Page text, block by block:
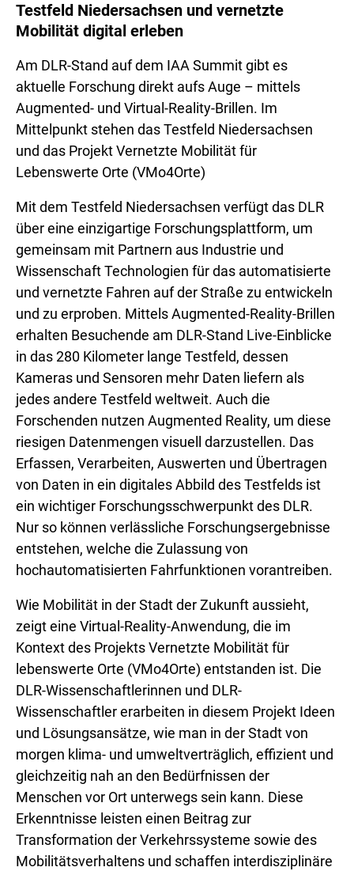
Testfeld Niedersachsen und vernetzte
Mobilität digital erleben
Am DLR-Stand auf dem IAA Summit gibt es
aktuelle Forschung direkt aufs Auge – mittels
Augmented- und Virtual-Reality-Brillen. Im
Mittelpunkt stehen das Testfeld Niedersachsen
und das Projekt Vernetzte Mobilität für
Lebenswerte Orte (VMo4Orte)
Mit dem Testfeld Niedersachsen verfügt das DLR
über eine einzigartige Forschungsplattform, um
gemeinsam mit Partnern aus Industrie und
Wissenschaft Technologien für das automatisierte
und vernetzte Fahren auf der Straße zu entwickeln
und zu erproben. Mittels Augmented-Reality-Brillen
erhalten Besuchende am DLR-Stand Live-Einblicke
in das 280 Kilometer lange Testfeld, dessen
Kameras und Sensoren mehr Daten liefern als
jedes andere Testfeld weltweit. Auch die
Forschenden nutzen Augmented Reality, um diese
riesigen Datenmengen visuell darzustellen. Das
Erfassen, Verarbeiten, Auswerten und Übertragen
von Daten in ein digitales Abbild des Testfelds ist
ein wichtiger Forschungsschwerpunkt des DLR.
Nur so können verlässliche Forschungsergebnisse
entstehen, welche die Zulassung von
hochautomatisierten Fahrfunktionen vorantreiben.
Wie Mobilität in der Stadt der Zukunft aussieht,
zeigt eine Virtual-Reality-Anwendung, die im
Kontext des Projekts Vernetzte Mobilität für
lebenswerte Orte (VMo4Orte) entstanden ist. Die
DLR-Wissenschaftlerinnen und DLR-
Wissenschaftler erarbeiten in diesem Projekt Ideen
und Lösungsansätze, wie man in der Stadt von
morgen klima- und umweltverträglich, effizient und
gleichzeitig nah an den Bedürfnissen der
Menschen vor Ort unterwegs sein kann. Diese
Erkenntnisse leisten einen Beitrag zur
Transformation der Verkehrssysteme sowie des
Mobilitätsverhaltens und schaffen interdisziplinäre